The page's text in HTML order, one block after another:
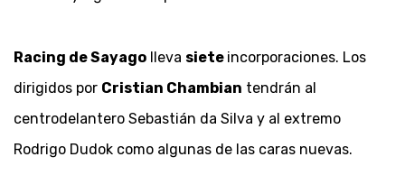
Racing de Sayago lleva siete incorporaciones. Los
dirigidos por Cristian Chambian tendrán al
centrodelantero Sebastián da Silva y al extremo
Rodrigo Dudok como algunas de las caras nuevas.